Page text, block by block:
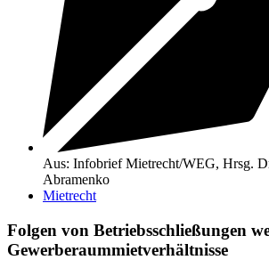
Aus: Infobrief Mietrecht/WEG, Hrsg.
Abramenko
Mietrecht
Folgen von Betriebsschließungen
Gewerberaummietverhältnisse